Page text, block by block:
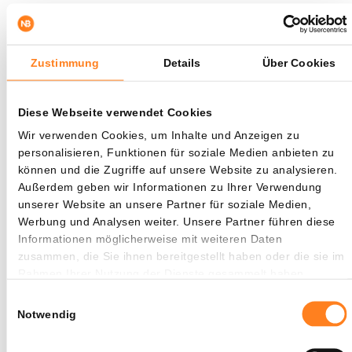
Zustimmung Details Über Cookies
Diese Webseite verwendet Cookies
Wir verwenden Cookies, um Inhalte und Anzeigen zu
personalisieren, Funktionen für soziale Medien anbieten zu
können und die Zugriffe auf unsere Website zu analysieren.
Außerdem geben wir Informationen zu Ihrer Verwendung
unserer Website an unsere Partner für soziale Medien,
Werbung und Analysen weiter. Unsere Partner führen diese
Informationen möglicherweise mit weiteren Daten
zusammen, die Sie ihnen bereitgestellt haben oder die sie im
Notwendig
ein durchschnittliches tägliches Handelsvolumen von
mehr als 1 Billion Rubel erzielen;
mindestens fünf Jahre aktiv sein.
während kleinere Token außerhalb des regulierten Marktes
bleiben.
Russland verstärkt Fokus auf digitale
Vermögenswerte
Die Pläne der Moscow Exchange zeigen, dass Russland sich
zunehmend auf den Markt für digitale Vermögenswerte
konzentriert. Während verschiedene Länder noch an klaren
Regelungen für Krypto arbeiten, setzt Russland auf eine